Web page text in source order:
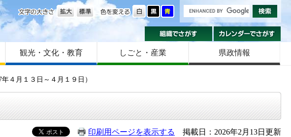
色を変える
文字の大きさ
組織でさがす
観光・文化・教育 しごと・産業 県政情報
４月１３日～４月１９日）
印刷用ページを表示する 掲載日：2026年2月13日更新